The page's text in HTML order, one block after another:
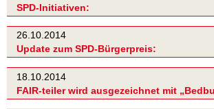
SPD-Initiativen:
26.10.2014
Update zum SPD-Bürgerpreis:
18.10.2014
FAIR-teiler wird ausgezeichnet mit